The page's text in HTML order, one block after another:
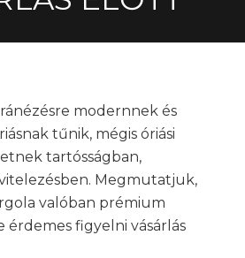
modernnek és
tűnik, mégis óriási
tartósságban,
Megmutatjuk,
valóban prémium
érdemes figyelni vásárlás